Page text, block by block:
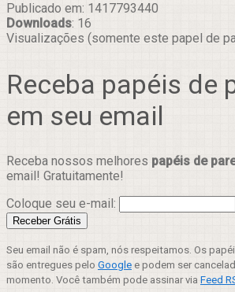
Publicado em: 1417793440
Downloads: 16
Visualizações (somente este papel de
Receba papéis de
em seu email
Receba nossos melhores papéis de
email! Gratuitamente!
Coloque seu e-mail:
Seu email não é spam, nós respeitamos. Os
são entregues pelo Google e podem ser
momento. Você também pode assinar via Feed